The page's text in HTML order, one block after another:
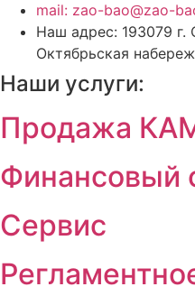
mail: zao-bao@zao-
Наш адрес: 193079 г.
Октябрьская
Наши услуги:
Продажа
Финансовый
Сервис